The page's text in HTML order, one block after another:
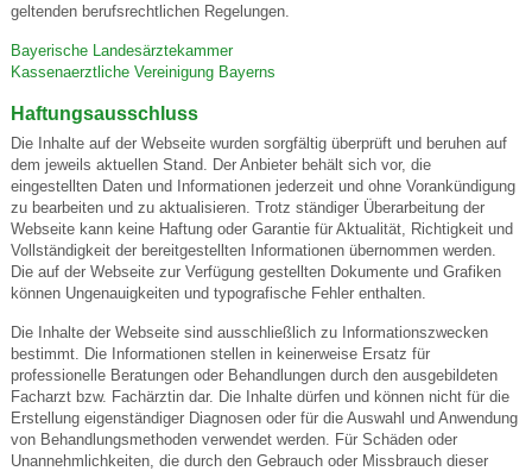
geltenden berufsrechtlichen Regelungen.
Bayerische Landesärztekammer
Kassenaerztliche Vereinigung Bayerns
Haftungsausschluss
Die Inhalte auf der Webseite wurden sorgfältig überprüft und beruhen auf
dem jeweils aktuellen Stand. Der Anbieter behält sich vor, die
eingestellten Daten und Informationen jederzeit und ohne Vorankündigung
zu bearbeiten und zu aktualisieren. Trotz ständiger Überarbeitung der
Webseite kann keine Haftung oder Garantie für Aktualität, Richtigkeit und
Vollständigkeit der bereitgestellten Informationen übernommen werden.
Die auf der Webseite zur Verfügung gestellten Dokumente und Grafiken
können Ungenauigkeiten und typografische Fehler enthalten.
Die Inhalte der Webseite sind ausschließlich zu Informationszwecken
bestimmt. Die Informationen stellen in keinerweise Ersatz für
professionelle Beratungen oder Behandlungen durch den ausgebildeten
Facharzt bzw. Fachärztin dar. Die Inhalte dürfen und können nicht für die
Erstellung eigenständiger Diagnosen oder für die Auswahl und Anwendung
von Behandlungsmethoden verwendet werden. Für Schäden oder
Unannehmlichkeiten, die durch den Gebrauch oder Missbrauch dieser